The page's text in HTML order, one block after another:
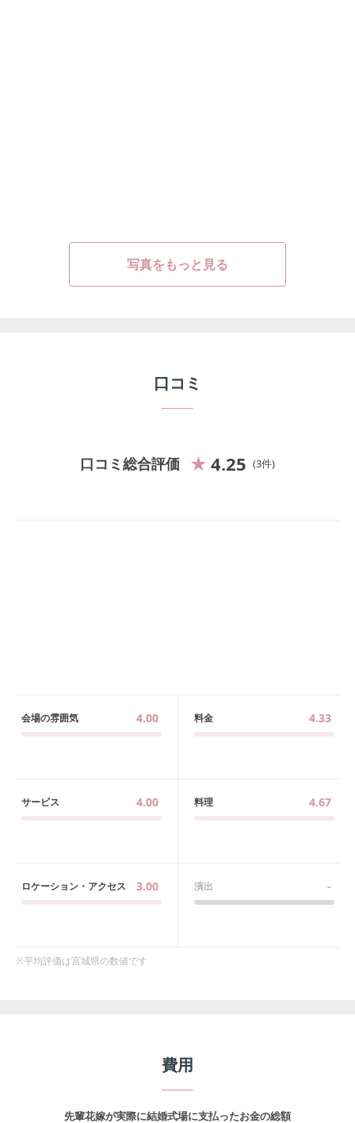
写真をもっと見る
口コミ
口コミ総合評価 4.25 3件
会場の雰囲気 4.00 料金 4.33
サービス 4.00 料理 4.67
ロケーション・アクセス 3.00 演出 -
※平均評価は宮城県の数値です
費用
先輩花嫁が実際に結婚式場に支払ったお金の総額